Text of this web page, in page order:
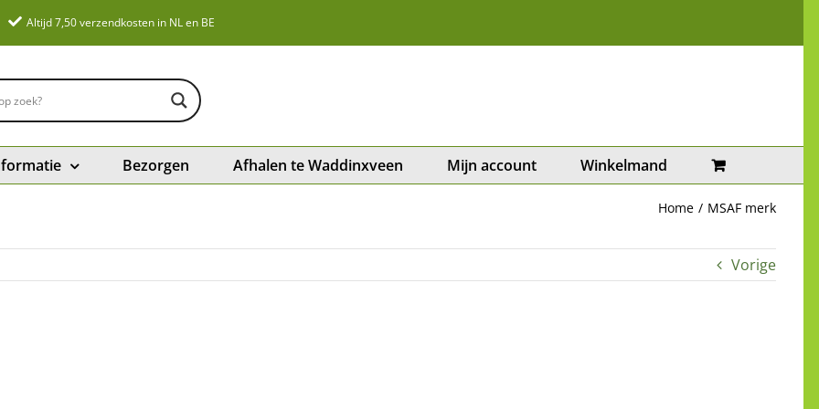
Altijd 7,50 verzendkosten in NL en BE
Bezorgen Afhalen te Waddinxveen Mijn account Winkelmand
Home MSAF merk
Vorige